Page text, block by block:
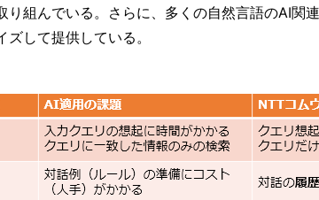
り組んでいる。さらに、多くの自然言語のAI関
ズして提供している。